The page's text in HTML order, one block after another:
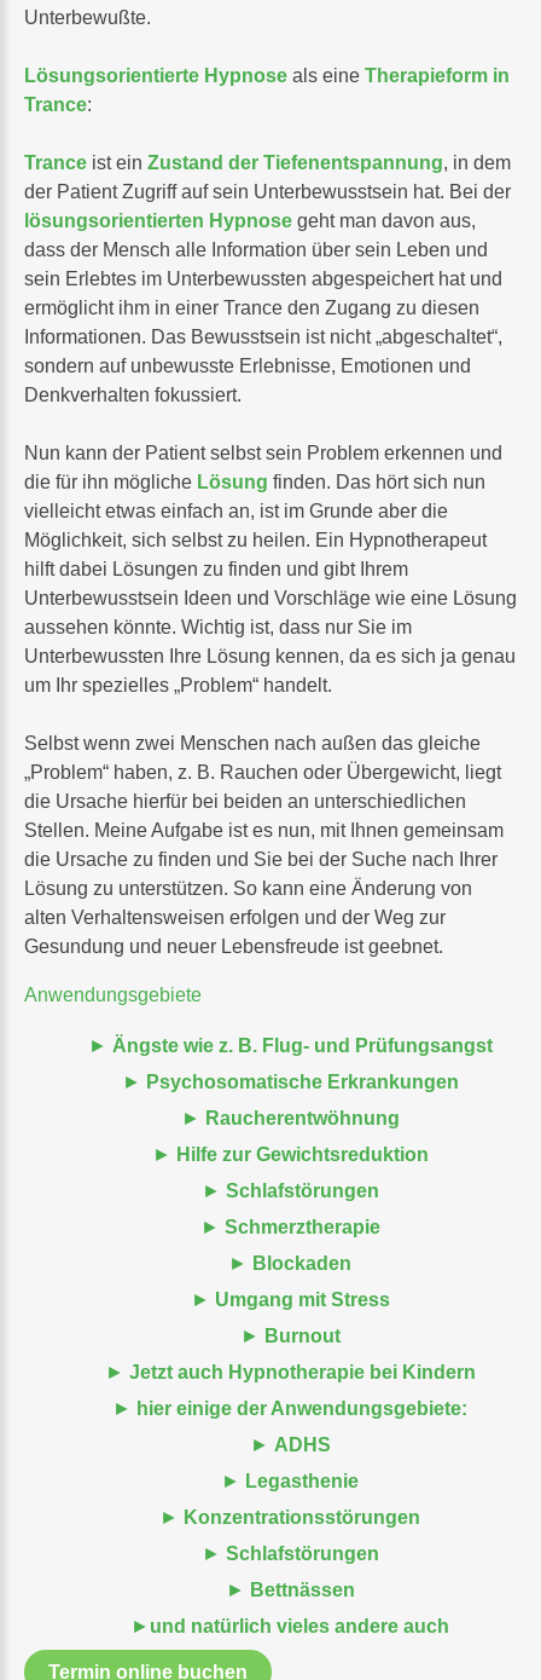
Unterbewußte.
Lösungsorientierte Hypnose als eine Therapieform in
Trance:
Trance ist ein Zustand der Tiefenentspannung, in dem
der Patient Zugriff auf sein Unterbewusstsein hat. Bei der
lösungsorientierten Hypnose geht man davon aus,
dass der Mensch alle Information über sein Leben und
sein Erlebtes im Unterbewussten abgespeichert hat und
ermöglicht ihm in einer Trance den Zugang zu diesen
Informationen. Das Bewusstsein ist nicht „abgeschaltet“,
sondern auf unbewusste Erlebnisse, Emotionen und
Denkverhalten fokussiert.
Nun kann der Patient selbst sein Problem erkennen und
die für ihn mögliche Lösung finden. Das hört sich nun
vielleicht etwas einfach an, ist im Grunde aber die
Möglichkeit, sich selbst zu heilen. Ein Hypnotherapeut
hilft dabei Lösungen zu finden und gibt Ihrem
Unterbewusstsein Ideen und Vorschläge wie eine Lösung
aussehen könnte. Wichtig ist, dass nur Sie im
Unterbewussten Ihre Lösung kennen, da es sich ja genau
um Ihr spezielles „Problem“ handelt.
Selbst wenn zwei Menschen nach außen das gleiche
„Problem“ haben, z. B. Rauchen oder Übergewicht, liegt
die Ursache hierfür bei beiden an unterschiedlichen
Stellen. Meine Aufgabe ist es nun, mit Ihnen gemeinsam
die Ursache zu finden und Sie bei der Suche nach Ihrer
Lösung zu unterstützen. So kann eine Änderung von
alten Verhaltensweisen erfolgen und der Weg zur
Gesundung und neuer Lebensfreude ist geebnet.
Anwendungsgebiete
Ängste wie z. B. Flug- und Prüfungsangst
Psychosomatische Erkrankungen
Raucherentwöhnung
Hilfe zur Gewichtsreduktion
Schlafstörungen
Schmerztherapie
Blockaden
Umgang mit Stress
Burnout
Jetzt auch Hypnotherapie bei Kindern
hier einige der Anwendungsgebiete:
ADHS
Legasthenie
Konzentrationsstörungen
Schlafstörungen
Bettnässen
und natürlich vieles andere auch
Termin online buchen